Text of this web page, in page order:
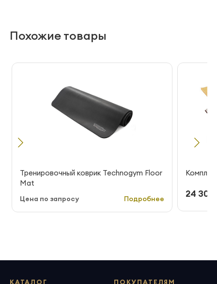
Похожие товары
Тренировочный коврик Technogym Floor
Mat
Цена по запросу Подробнее 24 300
КАТАЛОГ ПОКУПАТЕЛЯМ